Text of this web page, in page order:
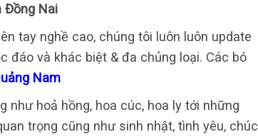
Đồng Nai
tay nghề cao, chúng tôi luôn luôn update
đáo và khác biệt & đa chủng loại. Các bó
Nam
hoả hồng, hoa cúc, hoa ly tới những
trọng cũng như sinh nhật, tình yêu, chúc